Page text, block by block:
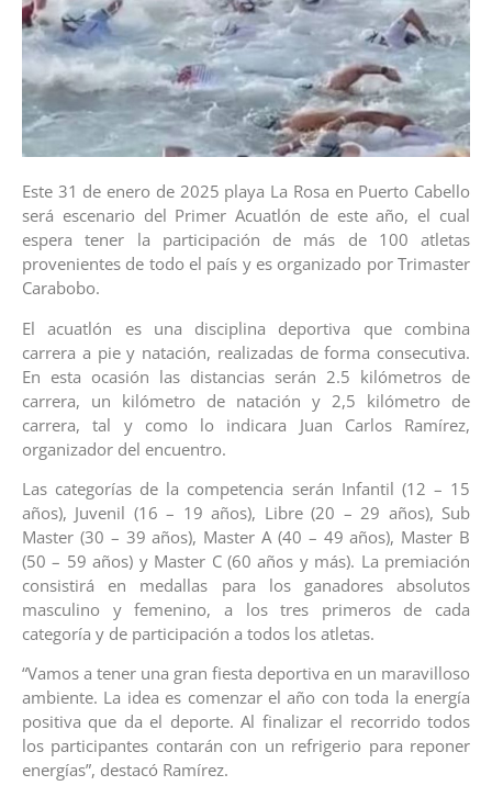
Este 31 de enero de 2025 playa La Rosa en Puerto Cabello
será escenario del Primer Acuatlón de este año, el cual
espera tener la participación de más de 100 atletas
provenientes de todo el país y es organizado por Trimaster
Carabobo.
El acuatlón es una disciplina deportiva que combina
carrera a pie y natación, realizadas de forma consecutiva.
En esta ocasión las distancias serán 2.5 kilómetros de
carrera, un kilómetro de natación y 2,5 kilómetro de
carrera, tal y como lo indicara Juan Carlos Ramírez,
organizador del encuentro.
Las categorías de la competencia serán Infantil (12 – 15
años), Juvenil (16 – 19 años), Libre (20 – 29 años), Sub
Master (30 – 39 años), Master A (40 – 49 años), Master B
(50 – 59 años) y Master C (60 años y más). La premiación
consistirá en medallas para los ganadores absolutos
masculino y femenino, a los tres primeros de cada
categoría y de participación a todos los atletas.
“Vamos a tener una gran fiesta deportiva en un maravilloso
ambiente. La idea es comenzar el año con toda la energía
positiva que da el deporte. Al finalizar el recorrido todos
los participantes contarán con un refrigerio para reponer
energías”, destacó Ramírez.